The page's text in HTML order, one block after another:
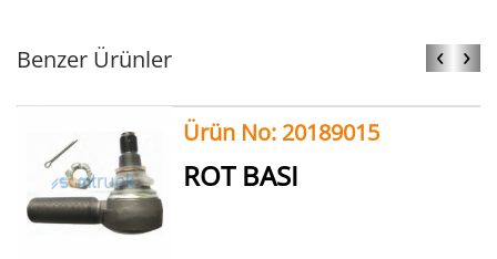
Benzer Ürünler ‹ ›
Ürün No: 20189015
ROT BASI